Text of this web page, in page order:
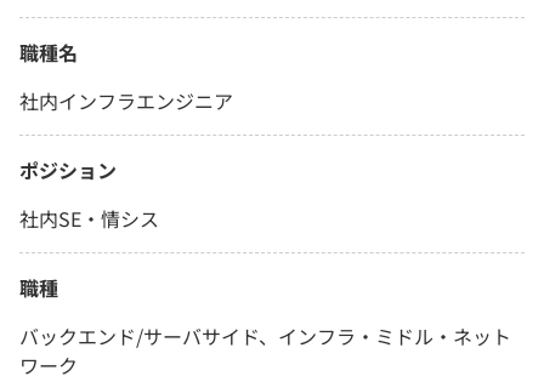
職種名
社内インフラエンジニア
ポジション
社内SE・情シス
職種
バックエンド/サーバサイド、インフラ・ミドル・ネット
ワーク